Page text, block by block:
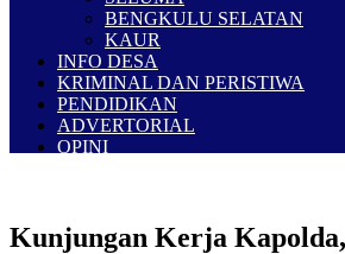
BENGKULU SELATAN
KAUR
INFO DESA
KRIMINAL DAN PERISTIWA
PENDIDIKAN
ADVERTORIAL
OPINI
Kunjungan Kerja